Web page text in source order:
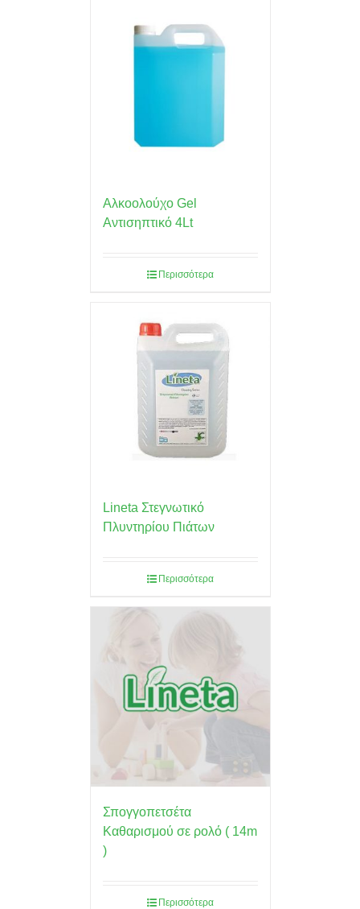
Αλκοολούχο Gel
Αντισηπτικό 4Lt
Περισσότερα
Lineta Στεγνωτικό
Πλυντηρίου Πιάτων
Περισσότερα
Σπογγοπετσέτα
Καθαρισμού σε ρολό ( 14m
)
Περισσότερα